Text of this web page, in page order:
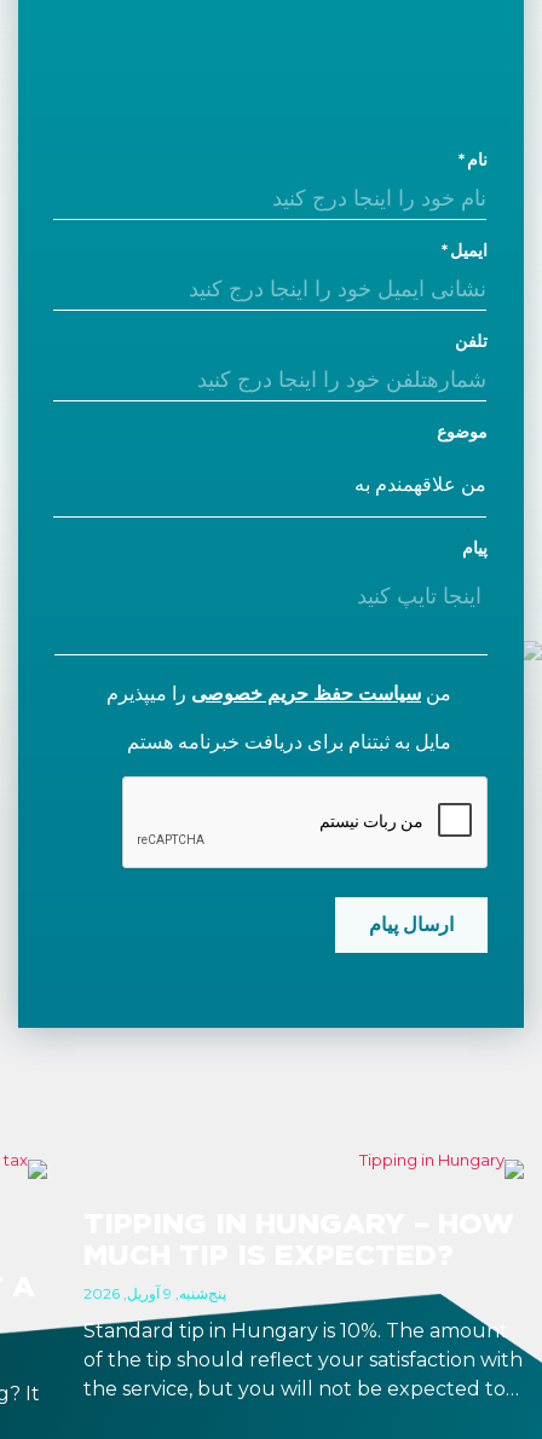
پنج‌شنبه, 9 آوریل, 2026
Standard tip in Hungary is 10%. The amount
of the tip should reflect your satisfaction with
the service, but you will not be expected to
It
نام
ایمیل
تلفن
موضوع
پیام
من سیاست حفظ حریم خصوصی را میپذیرم
مایل به ثبتنام برای دریافت خبرنامه هستم
CAPTCHA